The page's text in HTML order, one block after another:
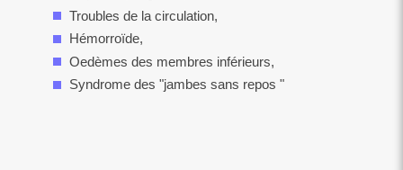
Troubles de la circulation,
Hémorroïde,
Oedèmes des membres inférieurs,
Syndrome des "jambes sans repos "